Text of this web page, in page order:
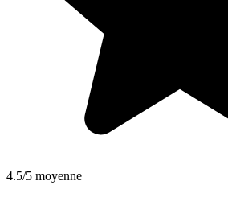
4.5/5 moyenne